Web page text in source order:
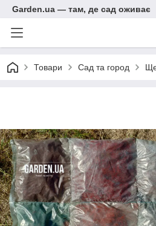
Garden.ua — там, де сад оживає
Товари Сад та город